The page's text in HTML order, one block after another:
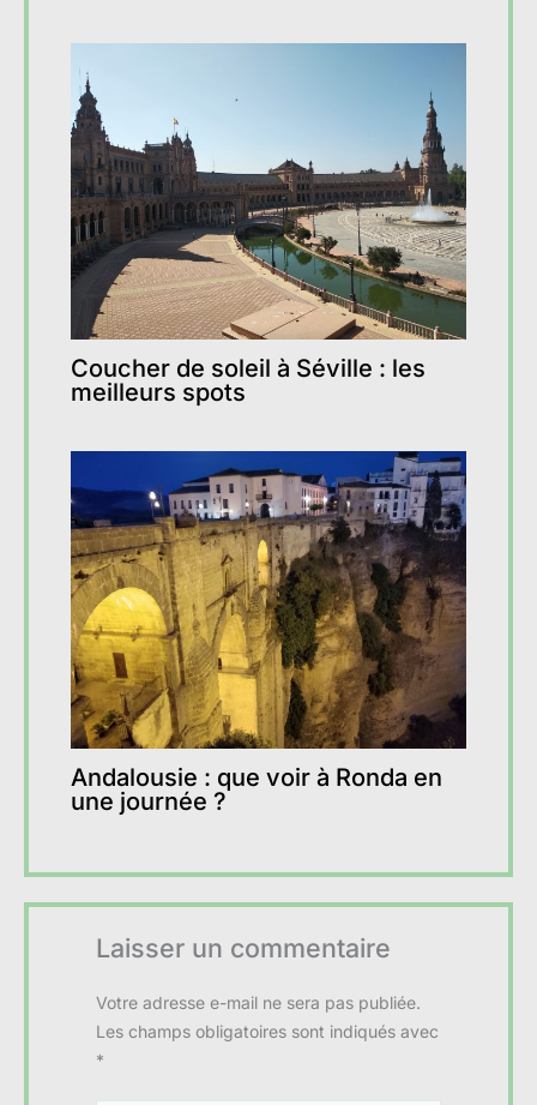
Coucher de soleil à Séville : les
meilleurs spots
Andalousie : que voir à Ronda en
une journée ?
Laisser un commentaire
Votre adresse e-mail ne sera pas publiée.
Les champs obligatoires sont indiqués avec
*